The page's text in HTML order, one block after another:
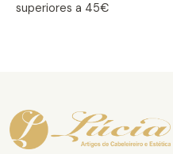
superiores a 45€